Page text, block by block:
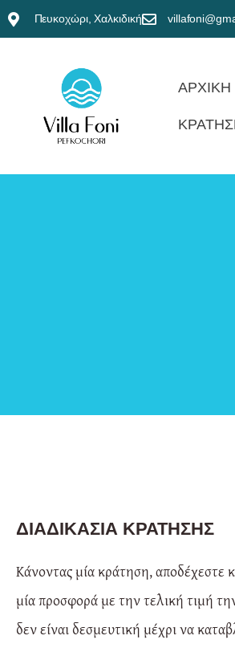
Πευκοχώρι, Χαλκιδική
ΑΡΧΙΚΗ
ΔΙΑΔΙΚΑΣΊΑ ΚΡΆΤΗΣΗΣ
Κάνοντας μία κράτηση, αποδέχεστε
μία προσφορά με την τελική τιμή
δεν είναι δεσμευτική μέχρι να